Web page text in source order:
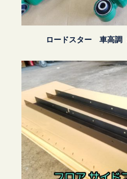
ロードスター 車高調